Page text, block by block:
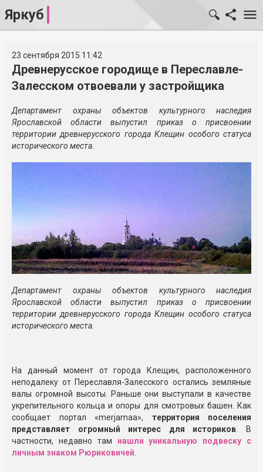
Яркуб
23 сентября 2015 11:42
Древнерусское городище в Переславле-
Залесском отвоевали у застройщика
Департамент охраны объектов культурного наследия
Ярославской области выпустил приказ о присвоении
территории древнерусского города Клещин особого статуса
исторического места.
Департамент охраны объектов культурного наследия
Ярославской области выпустил приказ о присвоении
территории древнерусского города Клещин особого статуса
исторического места.
На данный момент от города Клещин, расположенного
неподалеку от Переславля-Залесского остались земляные
валы огромной высоты. Раньше они выступали в качестве
укрепительного кольца и опоры для смотровых башен. Как
сообщает портал «merjamaa», территория поселения
представляет огромный интерес для историков. В
частности, недавно там нашли уникальную подвеску с
личным знаком Рюриковичей.